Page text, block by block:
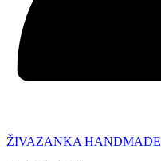
ŽIVAZANKA HANDMADE